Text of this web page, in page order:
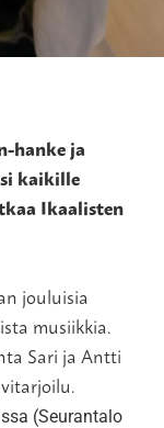
hanke ja
kaikille
Ikaalisten
jouluisia
musiikkia.
Sari ja Antti
(Seurantalo